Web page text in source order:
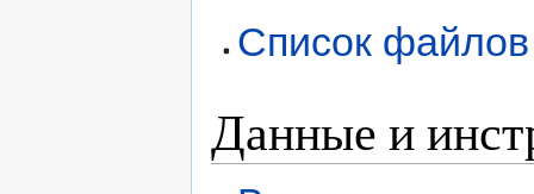
Список файлов
Данные и